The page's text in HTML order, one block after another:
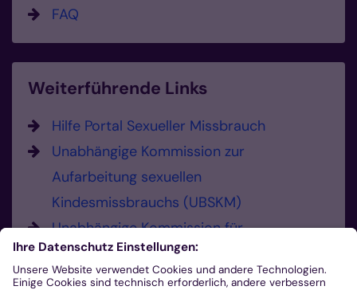
FAQ
Weiterführende Links
Hilfe Portal Sexueller Missbrauch
Unabhängige Kommission zur
Aufarbeitung sexuellen
Kindesmissbrauchs (UBSKM)
Unabhängige Kommission für
Anerkennungsleistungen (UKA)